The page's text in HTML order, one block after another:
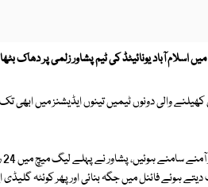
اسلام آباد یونائیٹڈ کی ٹیم پشاور زلمی پر دھاک